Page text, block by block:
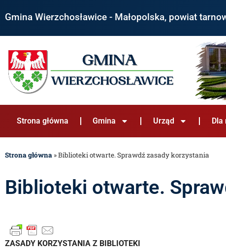
Gmina Wierzchosławice - Małopolska, powiat
Strona główna Gmina Urząd Dla
Strona główna »Biblioteki otwarte. Sprawdź zasady korzystania
Biblioteki otwarte.
ZASADY KORZYSTANIA Z BIBLIOTEKI